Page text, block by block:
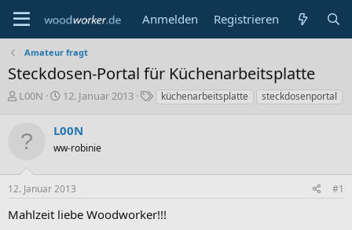
Anmelden Registrieren
Amateur fragt
Steckdosen-Portal für Küchenarbeitsplatte
E
t
l
e
L00N
E
t
e
l
t
a
m
12. Januar 2013
S
w
r
t
küchenarbeitsplatte steckdosenportal
L00N
ww-robinie
12. Januar 2013 #1
Mahlzeit liebe Woodworker!!!